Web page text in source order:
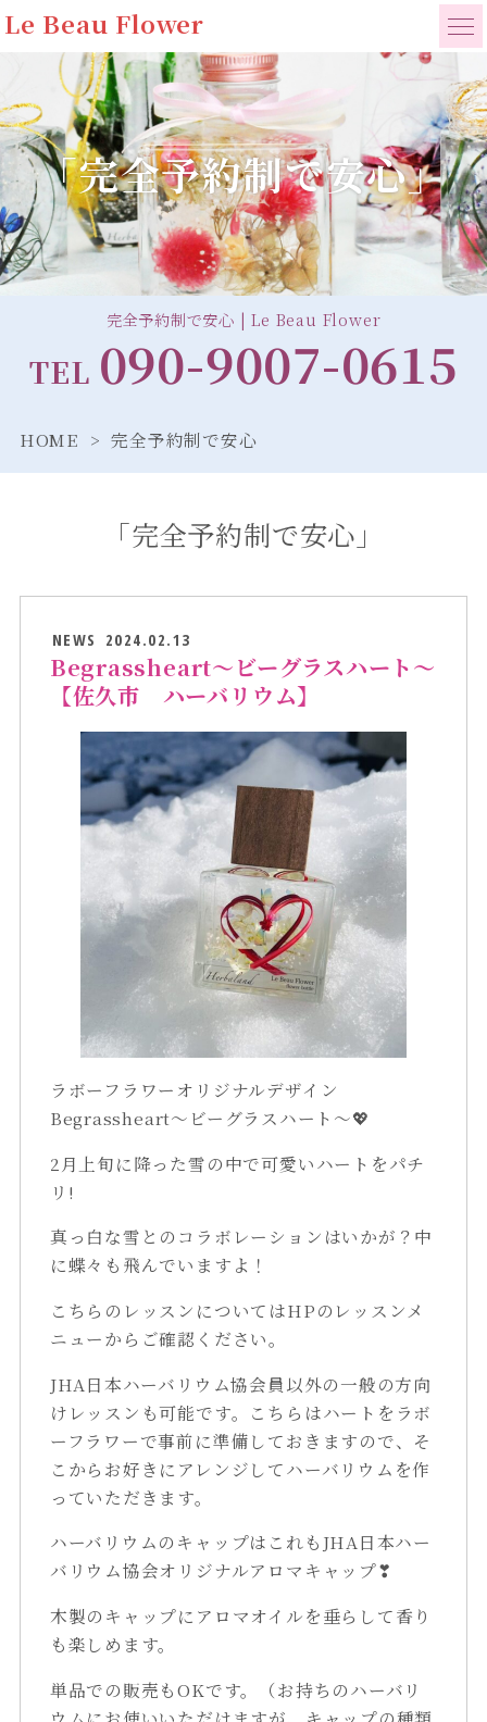
Le Beau Flower
「完全予約制で安心」
完全予約制で安心 | Le Beau Flower
TEL 090-9007-0615
HOME 完全予約制で安心
「完全予約制で安心」
NEWS 2024.02.13
Begrassheart～ビーグラスハート～
【佐久市 ハーバリウム】
ラボーフラワーオリジナルデザイン
Begrassheart～ビーグラスハート～💖
2月上旬に降った雪の中で可愛いハートをパチ
リ!
真っ白な雪とのコラボレーションはいかが？中
に蝶々も飛んでいますよ！
こちらのレッスンについてはHPのレッスンメ
ニューからご確認ください。
JHA日本ハーバリウム協会員以外の一般の方向
けレッスンも可能です。こちらはハートをラボ
ーフラワーで事前に準備しておきますので、そ
こからお好きにアレンジしてハーバリウムを作
っていただきます。
ハーバリウムのキャップはこれもJHA日本ハー
バリウム協会オリジナルアロマキャップ❣
木製のキャップにアロマオイルを垂らして香り
も楽しめます。
単品での販売もOKです。（お持ちのハーバリ